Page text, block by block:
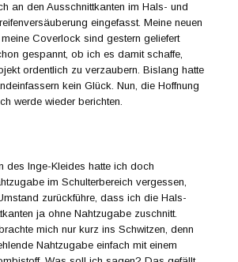
an den Ausschnittkanten im Hals- und
eingefasst. Meine neuen
Coverlock sind gestern geliefert
gespannt, ob ich es damit schaffe,
ordentlich zu verzaubern. Bislang hatte
kein Glück. Nun, die Hoffnung
werde wieder berichten.
des Inge-Kleides hatte ich doch
im Schulterbereich vergessen,
zurückführe, dass ich die Hals-
ja ohne Nahtzugabe zuschnitt.
mich nur kurz ins Schwitzen, denn
Nahtzugabe einfach mit einem